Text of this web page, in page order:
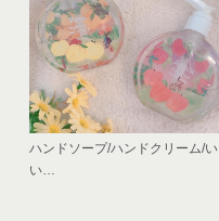
ハンドソープ/ハンドクリーム/い
い…